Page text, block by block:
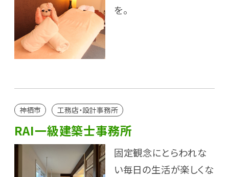
を。
神栖市 工務店・設計事務所
RAI一級建築士事務所
固定観念にとらわれな
い毎日の生活が楽しくな